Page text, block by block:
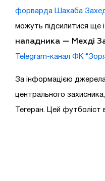
форварда Шахаба
можуть підсилитися ще і
нападника — Мехді
Telegram-канал ФК
За інформацією
центрального
Тегеран. Цей футболіст